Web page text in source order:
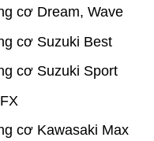
cơ Dream, Wave
cơ Suzuki Best
cơ Suzuki Sport
cơ Kawasaki Max